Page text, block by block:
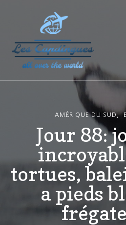
Les Capdingues
blog de voyage
AMÉRIQUE DU SUD
Jour 88:
tortues,
a pieds